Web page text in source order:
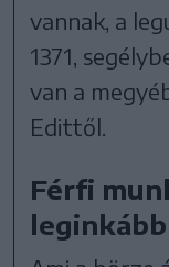
vannak, a
1371,
van a
Edittől.
Férfi
leginkább